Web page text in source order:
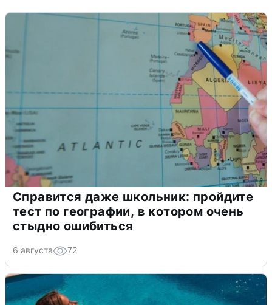
Справится даже школьник: пройдите
тест по географии, в котором очень
стыдно ошибиться
6 августа 72